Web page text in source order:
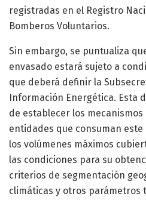
registradas en el Registro
Bomberos Voluntarios.
Sin embargo, se puntualiza
envasado estará sujeto a
que deberá definir la
Información Energética. Esta
de establecer los
entidades que consuman
los volúmenes máximos
las condiciones para su
criterios de segmentación
climáticas y otros parámetros